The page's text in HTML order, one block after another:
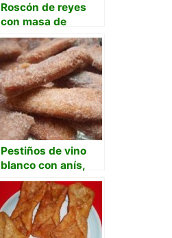
Roscón de reyes
con masa de
arranque
Pestiños de vino
blanco con anís,
naranja y canela